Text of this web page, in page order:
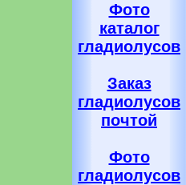
Фото
каталог
гладиолусов
Заказ
гладиолусов
почтой
Фото
гладиолусов